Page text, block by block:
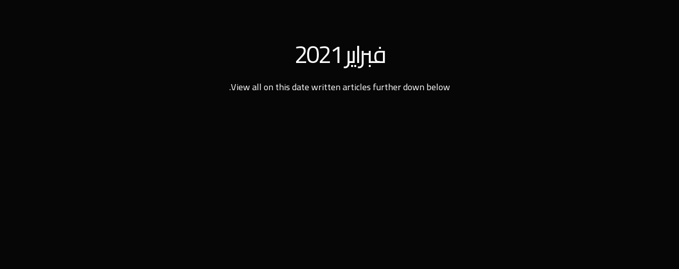
فبراير 2021
View all on this date written articles further down below.